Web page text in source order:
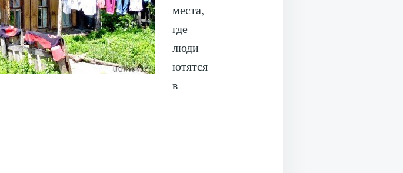
места,
где
люди
ютятся
в